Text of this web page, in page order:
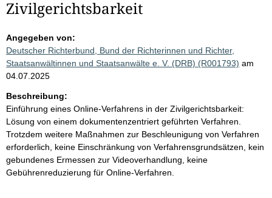
Zivilgerichtsbarkeit
Angegeben von:
Deutscher Richterbund, Bund der Richterinnen und Richter,
Staatsanwältinnen und Staatsanwälte e. V. (DRB) (R001793) am
04.07.2025
Beschreibung:
Einführung eines Online-Verfahrens in der Zivilgerichtsbarkeit:
Lösung von einem dokumentenzentriert geführten Verfahren.
Trotzdem weitere Maßnahmen zur Beschleunigung von Verfahren
erforderlich, keine Einschränkung von Verfahrensgrundsätzen, kein
gebundenes Ermessen zur Videoverhandlung, keine
Gebührenreduzierung für Online-Verfahren.